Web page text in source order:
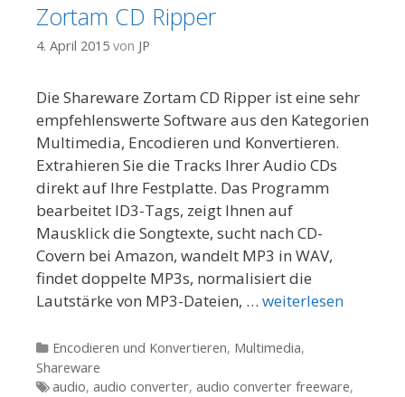
Zortam CD Ripper
4. April 2015 von JP
Die Shareware Zortam CD Ripper ist eine sehr
empfehlenswerte Software aus den Kategorien
Multimedia, Encodieren und Konvertieren.
Extrahieren Sie die Tracks Ihrer Audio CDs
direkt auf Ihre Festplatte. Das Programm
bearbeitet ID3-Tags, zeigt Ihnen auf
Mausklick die Songtexte, sucht nach CD-
Covern bei Amazon, wandelt MP3 in WAV,
findet doppelte MP3s, normalisiert die
Lautstärke von MP3-Dateien, … weiterlesen
Kategorien
Encodieren und Konvertieren, Multimedia,
Shareware
Tags
audio, audio converter, audio converter freeware,